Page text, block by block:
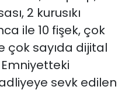
2 kurusıkı
ile 10 fişek, çok
çok sayıda dijital
sevk edilen